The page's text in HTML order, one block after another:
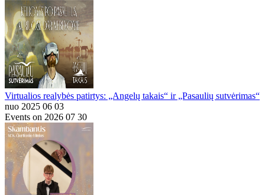
Virtualios realybės patirtys: „Angelų takais“ ir „Pasaulių sutvėrimas“
nuo 2025 06 03
Events on 2026 07 30